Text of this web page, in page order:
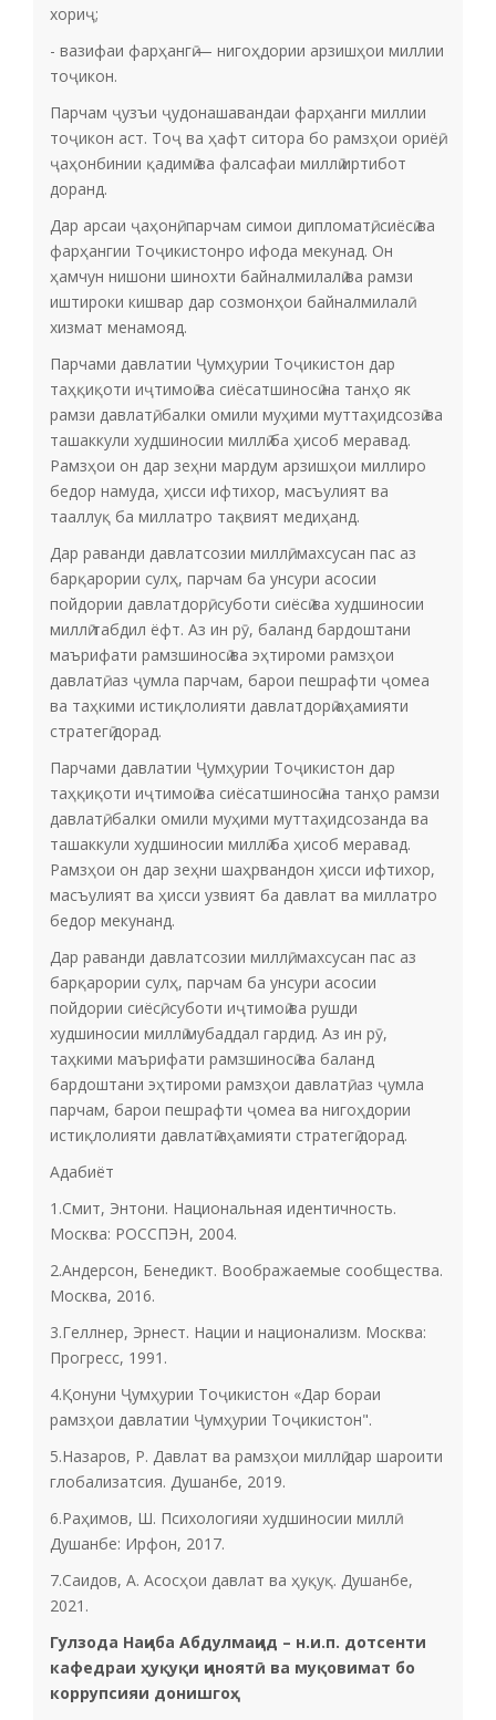
хориҷ;
­- вазифаи фарҳангӣ — нигоҳдории арзишҳои миллии
тоҷикон.
Парчам ҷузъи ҷудонашавандаи фарҳанги миллии
тоҷикон аст. Тоҷ ва ҳафт ситора бо рамзҳои ориёӣ,
ҷаҳонбинии қадимӣ ва фалсафаи миллӣ иртибот
доранд.
Дар арсаи ҷаҳонӣ, парчам симои дипломатӣ, сиёсӣ ва
фарҳангии Тоҷикистонро ифода мекунад. Он
ҳамчун нишони шинохти байналмилалӣ ва рамзи
иштироки кишвар дар созмонҳои байналмилалӣ
хизмат менамояд.
Парчами давлатии Ҷумҳурии Тоҷикистон дар
таҳқиқоти иҷтимоӣ ва сиёсатшиносӣ на танҳо як
рамзи давлатӣ, балки омили муҳими муттаҳидсозӣ ва
ташаккули худшиносии миллӣ ба ҳисоб меравад.
Рамзҳои он дар зеҳни мардум арзишҳои миллиро
бедор намуда, ҳисси ифтихор, масъулият ва
тааллуқ ба миллатро тақвият медиҳанд.
Дар раванди давлатсозии миллӣ, махсусан пас аз
барқарории сулҳ, парчам ба унсури асосии
пойдории давлатдорӣ, суботи сиёсӣ ва худшиносии
миллӣ табдил ёфт. Аз ин рӯ, баланд бардоштани
маърифати рамзшиносӣ ва эҳтироми рамзҳои
давлатӣ, аз ҷумла парчам, барои пешрафти ҷомеа
ва таҳкими истиқлолияти давлатдорӣ аҳамияти
стратегӣ дорад.
Парчами давлатии Ҷумҳурии Тоҷикистон дар
таҳқиқоти иҷтимоӣ ва сиёсатшиносӣ на танҳо рамзи
давлатӣ, балки омили муҳими муттаҳидсозанда ва
ташаккули худшиносии миллӣ ба ҳисоб меравад.
Рамзҳои он дар зеҳни шаҳрвандон ҳисси ифтихор,
масъулият ва ҳисси узвият ба давлат ва миллатро
бедор мекунанд.
Дар раванди давлатсозии миллӣ, махсусан пас аз
барқарории сулҳ, парчам ба унсури асосии
пойдории сиёсӣ, суботи иҷтимоӣ ва рушди
худшиносии миллӣ мубаддал гардид. Аз ин рӯ,
таҳкими маърифати рамзшиносӣ ва баланд
бардоштани эҳтироми рамзҳои давлатӣ, аз ҷумла
парчам, барои пешрафти ҷомеа ва нигоҳдории
истиқлолияти давлатӣ аҳамияти стратегӣ дорад.
Адабиёт
1.Смит, Энтони. Национальная идентичность.
Москва: РОССПЭН, 2004.
2.Андерсон, Бенедикт. Воображаемые сообщества.
Москва, 2016.
3.Геллнер, Эрнест. Нации и национализм. Москва:
Прогресс, 1991.
4.Қонуни Ҷумҳурии Тоҷикистон «Дар бораи
рамзҳои давлатии Ҷумҳурии Тоҷикистон".
5.Назаров, Р. Давлат ва рамзҳои миллӣ дар шароити
глобализатсия. Душанбе, 2019.
6.Раҳимов, Ш. Психологияи худшиносии миллӣ.
Душанбе: Ирфон, 2017.
7.Саидов, А. Асосҳои давлат ва ҳуқуқ. Душанбе,
2021.
Гулзода Наҷиба Абдулмаҷид – н.и.п. дотсенти
кафедраи ҳуқуқи ҷиноятӣ ва муқовимат бо
коррупсияи донишгоҳ